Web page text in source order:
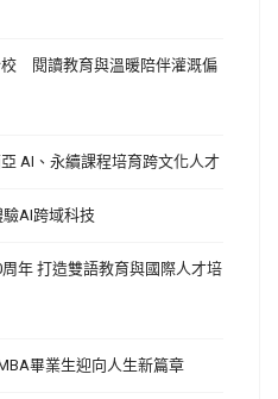
閱讀教育與溫暖陪伴灌溉偏
AI、永續課程培育跨文化人才
AI跨域科技
年 打造雙語教育與國際人才培
畢業生迎向人生新篇章